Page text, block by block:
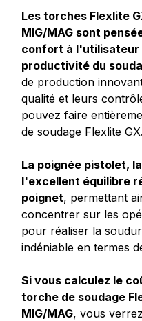
Les torches Flexlite
MIG/MAG sont
confort à l'utilisateur
productivité du
de production
qualité et leurs
pouvez faire
de soudage Flexlite GX.
La poignée pistolet,
l'excellent équilibre
poignet, permettant
concentrer sur les
pour réaliser la
indéniable en termes
Si vous calculez le
torche de soudage
MIG/MAG, vous